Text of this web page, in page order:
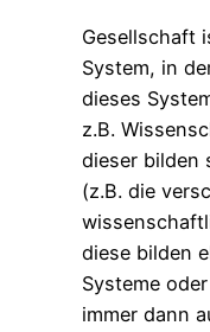
Gesellschaft
System, in
dieses
z.B.
dieser bilden
(z.B. die
diese bilden
Systeme
immer dann